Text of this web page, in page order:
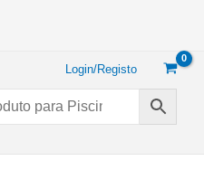
Login/Registo